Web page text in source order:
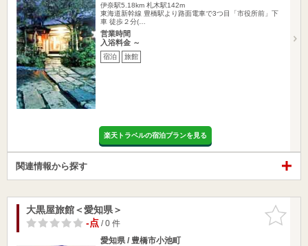
伊奈駅5.18km 札木駅142m
東海道新幹線 豊橋駅より路面電車で3つ目「市役所前」下
車 徒歩２分(…
営業時間
入浴料金 ～
宿泊 旅館
楽天トラベルの宿泊プランを見る
関連情報から探す
お気に入
りに追加
大黒屋旅館＜愛知県＞
-点/ 0 件
愛知県 / 豊橋市小池町